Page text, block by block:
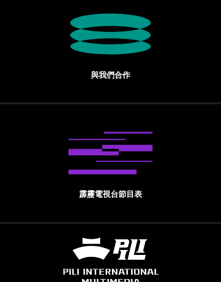
與我們合作
霹靂電視台節目表
霹靂國際多媒體股份有限公司 PILI